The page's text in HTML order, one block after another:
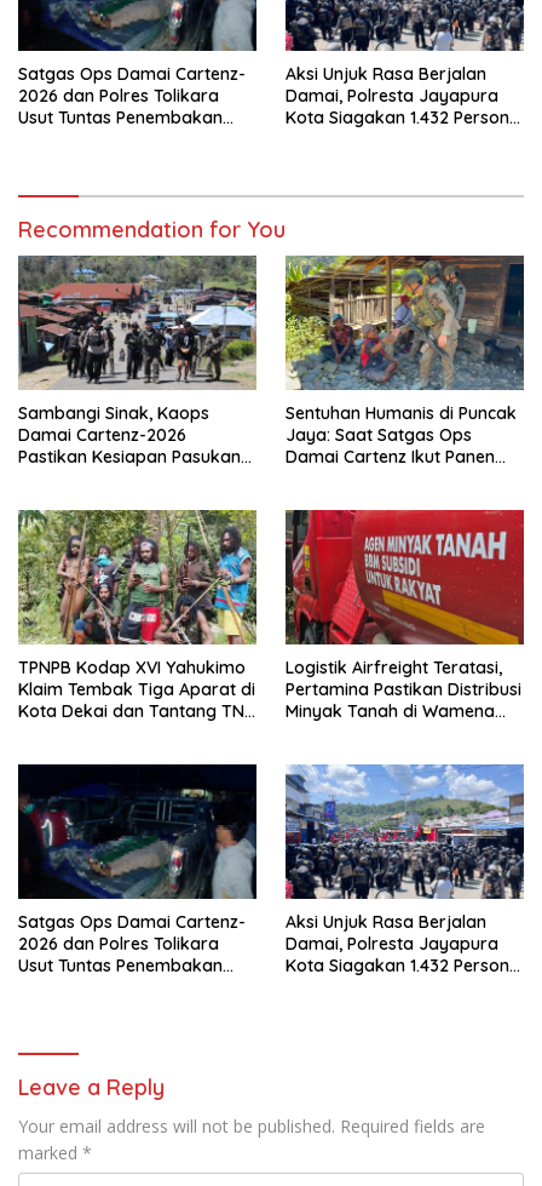
Satgas Ops Damai Cartenz-
2026 dan Polres Tolikara
Usut Tuntas Penembakan
Aksi Unjuk Rasa Berjalan
Damai, Polresta Jayapura
Kota Siagakan 1.432 Personel
Recommendation for You
Sambangi Sinak, Kaops
Damai Cartenz-2026
Pastikan Kesiapan Pasukan
Sentuhan Humanis di Puncak
Jaya: Saat Satgas Ops
Damai Cartenz Ikut Panen
TPNPB Kodap XVI Yahukimo
Klaim Tembak Tiga Aparat di
Kota Dekai dan Tantang TNI-
Logistik Airfreight Teratasi,
Pertamina Pastikan Distribusi
Minyak Tanah di Wamena
Satgas Ops Damai Cartenz-
2026 dan Polres Tolikara
Usut Tuntas Penembakan
Aksi Unjuk Rasa Berjalan
Damai, Polresta Jayapura
Kota Siagakan 1.432 Personel
Leave a Reply
Your email address will not be published. Required fields are
marked *